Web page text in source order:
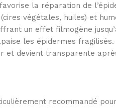
la réparation de
végétales, huiles) et
un effet filmogène
les épidermes fragilisés.
et devient transparente
recommandé